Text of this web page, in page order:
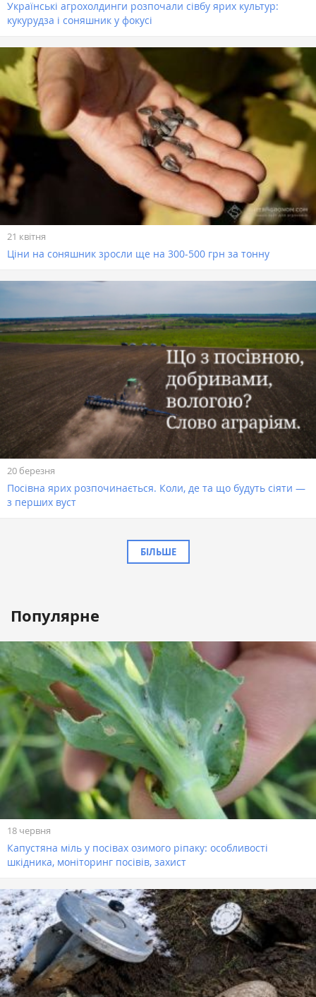
Українські агрохолдинги розпочали сівбу ярих культур:
кукурудза і соняшник у фокусі
21 квітня
Ціни на соняшник зросли ще на 300-500 грн за тонну
20 березня
Посівна ярих розпочинається. Коли, де та що будуть сіяти —
з перших вуст
БІЛЬШЕ
Популярне
18 червня
Капустяна міль у посівах озимого ріпаку: особливості
шкідника, моніторинг посівів, захист